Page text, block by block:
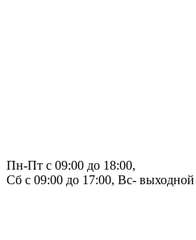
Пн-Пт с 09:00 до 18:00,
Сб с 09:00 до 17:00, Вс- выходной